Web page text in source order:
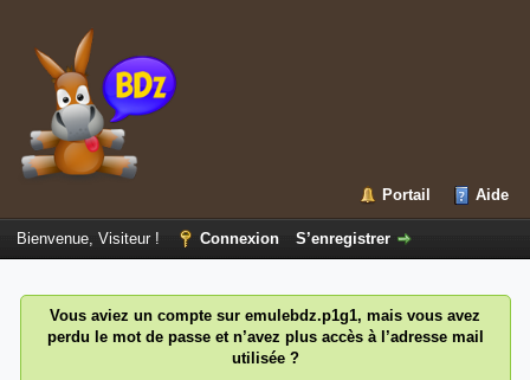
Portail Aide
Bienvenue, Visiteur ! Connexion S’enregistrer
Vous aviez un compte sur emulebdz.p1g1, mais vous avez
perdu le mot de passe et n’avez plus accès à l’adresse mail
utilisée ?